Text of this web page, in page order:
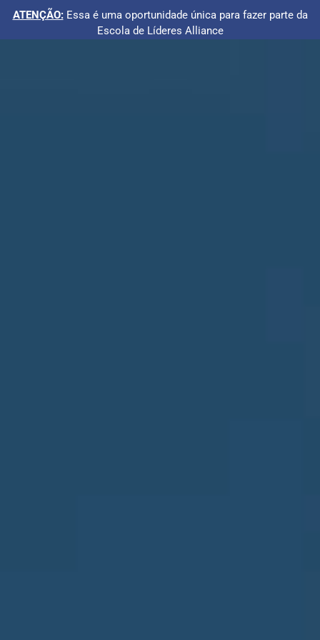
ATENÇÃO:Essa é uma oportunidade única para fazer parte da
Escola de Líderes Alliance